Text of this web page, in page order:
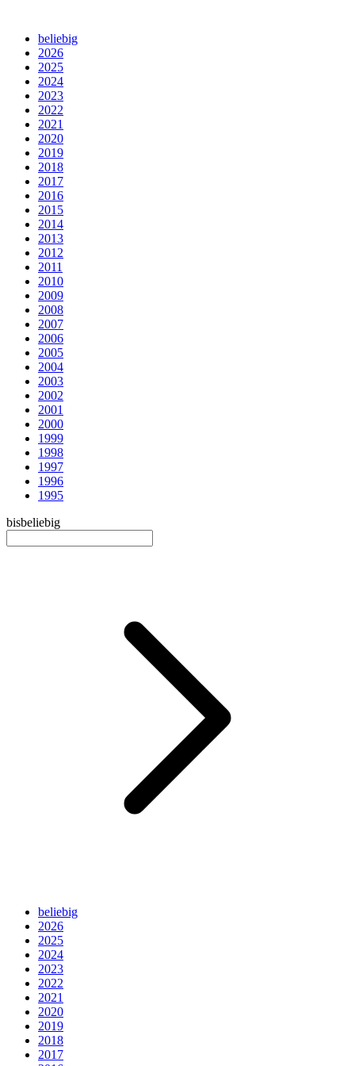
beliebig
2026
2025
2024
2023
2022
2021
2020
2019
2018
2017
2016
2015
2014
2013
2012
2011
2010
2009
2008
2007
2006
2005
2004
2003
2002
2001
2000
1999
1998
1997
1996
1995
bisbeliebig
beliebig
2026
2025
2024
2023
2022
2021
2020
2019
2018
2017